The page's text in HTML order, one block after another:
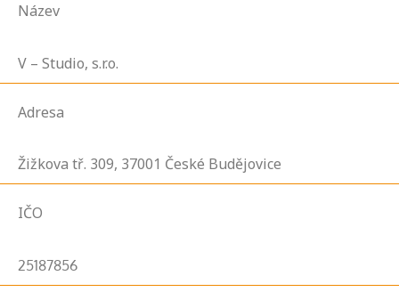
Název
V – Studio, s.r.o.
Adresa
Žižkova tř. 309, 37001 České Budějovice
IČO
25187856